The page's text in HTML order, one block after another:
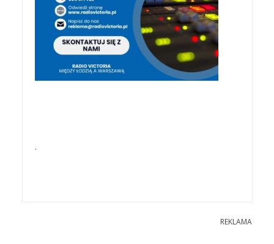
.
REKLAMA